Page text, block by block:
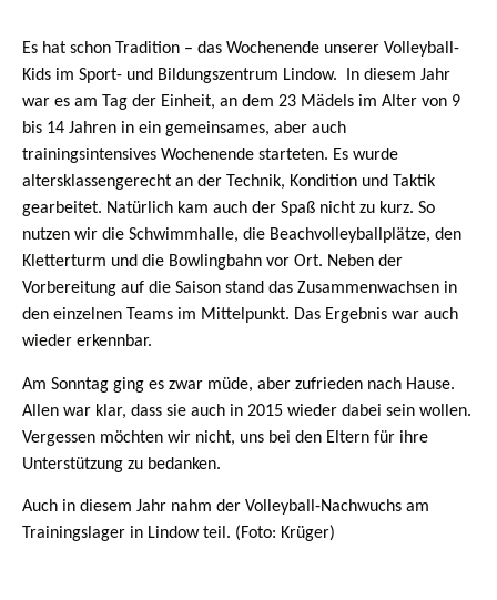
Es hat schon Tradition – das Wochenende unserer Volleyball-
Kids im Sport- und Bildungszentrum Lindow. In diesem Jahr
war es am Tag der Einheit, an dem 23 Mädels im Alter von 9
bis 14 Jahren in ein gemeinsames, aber auch
trainingsintensives Wochenende starteten. Es wurde
altersklassengerecht an der Technik, Kondition und Taktik
gearbeitet. Natürlich kam auch der Spaß nicht zu kurz. So
nutzen wir die Schwimmhalle, die Beachvolleyballplätze, den
Kletterturm und die Bowlingbahn vor Ort. Neben der
Vorbereitung auf die Saison stand das Zusammenwachsen in
den einzelnen Teams im Mittelpunkt. Das Ergebnis war auch
wieder erkennbar.
Am Sonntag ging es zwar müde, aber zufrieden nach Hause.
Allen war klar, dass sie auch in 2015 wieder dabei sein wollen.
Vergessen möchten wir nicht, uns bei den Eltern für ihre
Unterstützung zu bedanken.
Auch in diesem Jahr nahm der Volleyball-Nachwuchs am
Trainingslager in Lindow teil. (Foto: Krüger)